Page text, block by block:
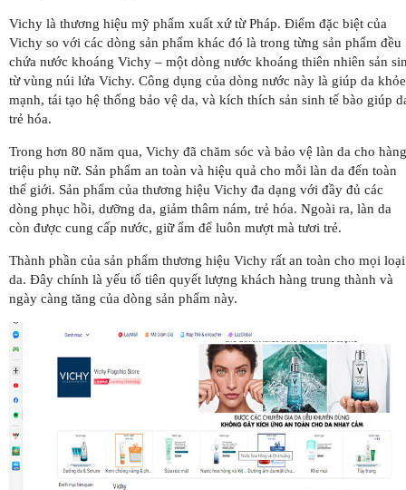
Vichy là thương hiệu mỹ phẩm xuất xứ từ Pháp. Điểm đặc biệt của
Vichy so với các dòng sản phẩm khác đó là trong từng sản phẩm đều
chứa nước khoáng Vichy – một dòng nước khoáng thiên nhiên sản
từ vùng núi lửa Vichy. Công dụng của dòng nước này là giúp da khỏe
mạnh, tái tạo hệ thống bảo vệ da, và kích thích sản sinh tế bào giúp
trẻ hóa.
Trong hơn 80 năm qua, Vichy đã chăm sóc và bảo vệ làn da cho hàng
triệu phụ nữ. Sản phẩm an toàn và hiệu quả cho mỗi làn da đến toàn
thế giới. Sản phẩm của thương hiệu Vichy đa dạng với đầy đủ các
dòng phục hồi, dưỡng da, giảm thâm nám, trẻ hóa. Ngoài ra, làn da
còn được cung cấp nước, giữ ẩm để luôn mượt mà tươi trẻ.
Thành phần của sản phẩm thương hiệu Vichy rất an toàn cho mọi loại
da. Đây chính là yếu tố tiên quyết lượng khách hàng trung thành và
ngày càng tăng của dòng sản phẩm này.